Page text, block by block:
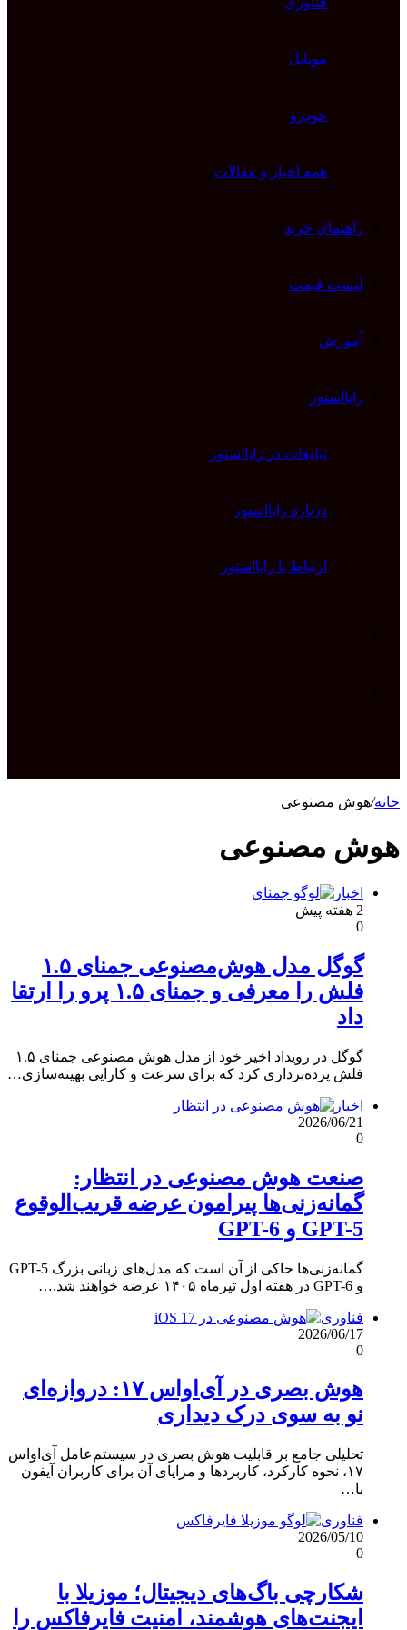
موبایل
خودرو
همه اخبار و مقالات
راهنمای خرید
لیست قیمت
آموزش
رایااستور
تبلیغات در رایااستور
درباره رایااستور
ارتباط با رایااستور
برای خانه/هوش مصنوعی
هوش مصنوعی
اخبار
2 هفته پیش
0
گوگل مدل هوش‌مصنوعی جمنای ۱.۵
فلش را معرفی و جمنای ۱.۵ پرو را ارتقا
داد
گوگل در رویداد اخیر خود از مدل هوش مصنوعی جمنای ۱.۵
فلش پرده‌برداری کرد که برای سرعت و کارایی بهینه‌سازی…
اخبار
2026/06/21
0
صنعت هوش مصنوعی در انتظار:
گمانه‌زنی‌ها پیرامون عرضه قریب‌الوقوع
GPT-5 و GPT-6
گمانه‌زنی‌ها حاکی از آن است که مدل‌های زبانی بزرگ GPT-5
و GPT-6 در هفته اول تیرماه ۱۴۰۵ عرضه خواهند شد.…
فناوری
2026/06/17
0
هوش بصری در آی‌او‌اس ۱۷: دروازه‌ای
نو به سوی درک دیداری
تحلیلی جامع بر قابلیت هوش بصری در سیستم‌عامل آی‌او‌اس
۱۷، نحوه کارکرد، کاربردها و مزایای آن برای کاربران آیفون
با…
فناوری
2026/05/10
0
شکارچی باگ‌های دیجیتال؛ موزیلا با
ایجنت‌های هوشمند، امنیت فایرفاکس را